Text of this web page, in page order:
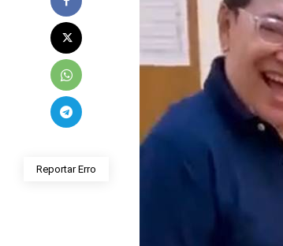
Reportar Erro